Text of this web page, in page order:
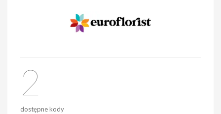
2
dostępne kody